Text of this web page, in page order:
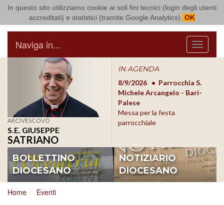
In questo sito utilizziamo cookie ai soli fini tecnici (login degli utenti
accreditati) e statistici (tramite Google Analytics). OK
Arcidiocesi di Bari Bitonto
Menu
Naviga in...
ARCIVESCOVO
S.E. GIUSEPPE
SATRIANO
IN AGENDA
8/17/2026
Conversano
Conferenza Episcopale
Pugliese
8/9/2026
Parrocchia S.
Michele Arcangelo - Bari-
Palese
Messa per la festa
parrocchiale
BOLLETTINO
DIOCESANO
NOTIZIARIO
DIOCESANO
Home Eventi